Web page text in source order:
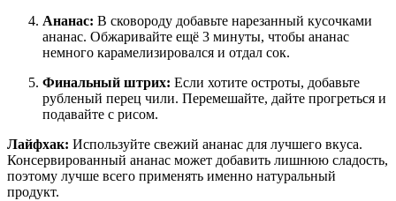
Ананас: В сковороду добавьте нарезанный кусочками
ананас. Обжаривайте ещё 3 минуты, чтобы ананас
немного карамелизировался и отдал сок.
Финальный штрих: Если хотите остроты, добавьте
рубленый перец чили. Перемешайте, дайте прогреться и
подавайте с рисом.
Лайфхак: Используйте свежий ананас для лучшего вкуса.
Консервированный ананас может добавить лишнюю сладость,
поэтому лучше всего применять именно натуральный
продукт.